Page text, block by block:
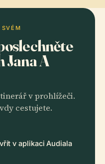
Jana A
v prohlížeči.
cestujete.
v aplikaci Audiala